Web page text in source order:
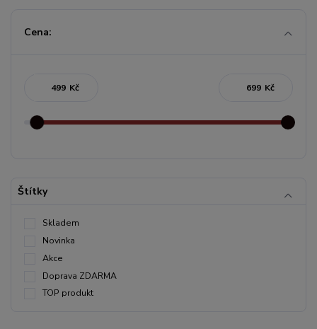
Cena:
Kč Kč
Štítky
Skladem
Novinka
Akce
Doprava ZDARMA
TOP produkt